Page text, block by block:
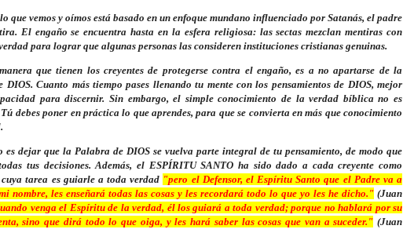
que vemos y oímos está basado en un enfoque mundano influenciado por Satanás, el padre
El engaño se encuentra hasta en la esfera religiosa: las sectas mezclan mentiras con
para lograr que algunas personas las consideren instituciones cristianas genuinas.
que tienen los creyentes de protegerse contra el engaño, es a no apartarse de la
DIOS. Cuanto más tiempo pases llenando tu mente con los pensamientos de DIOS, mejor
para discernir. Sin embargo, el simple conocimiento de la verdad bíblica no es
debes poner en práctica lo que aprendes, para que se convierta en más que conocimiento
es dejar que la Palabra de DIOS se vuelva parte integral de tu pensamiento, de modo que
tus decisiones. Además, el ESPÍRITU SANTO ha sido dado a cada creyente como
tarea es guiarle a toda verdad "pero el Defensor, el Espíritu Santo que el Padre va a
nombre, les enseñará todas las cosas y les recordará todo lo que yo les he dicho." (Juan
venga el Espíritu de la verdad, él los guiará a toda verdad; porque no hablará por su
sino que dirá todo lo que oiga, y les hará saber las cosas que van a suceder." (Juan